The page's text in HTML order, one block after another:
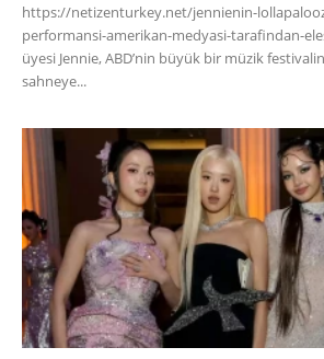
https://netizenturkey.net/jennienin-
performansi-amerikan-medyasi-tarafindan-
üyesi Jennie, ABD’nin büyük bir müzik
sahneye...